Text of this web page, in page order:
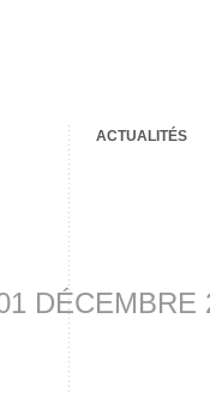
ACTUALITÉS
DÉCEMBRE